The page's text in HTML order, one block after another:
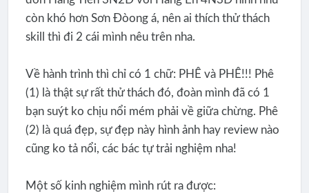
còn khó hơn Sơn Đòong á, nên ai thích thử thách
skill thì đi 2 cái mình nêu trên nha.
Về hành trình thì chỉ có 1 chữ: PHÊ và PHÊ!!! Phê
(1) là thật sự rất thử thách đó, đoàn mình đã có 1
bạn suýt ko chịu nổi mém phải về giữa chừng. Phê
(2) là quá đẹp, sự đẹp này hình ảnh hay review nào
cũng ko tả nổi, các bác tự trải nghiệm nha!
Một số kinh nghiệm mình rút ra được: